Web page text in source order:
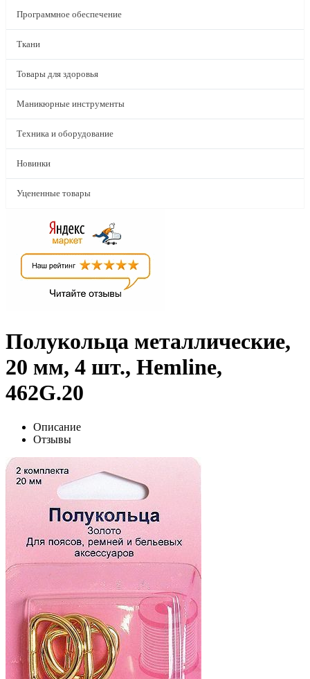
Программное обеспечение
Ткани
Товары для здоровья
Маникюрные инструменты
Техника и оборудование
Новинки
Уцененные товары
Полукольца металлические,
20 мм, 4 шт., Hemline,
462G.20
Описание
Отзывы